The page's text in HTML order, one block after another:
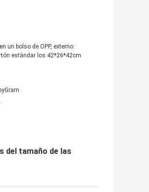
un bolso de OPP, externo:
estándar los 42*26*42cm
del tamaño de las